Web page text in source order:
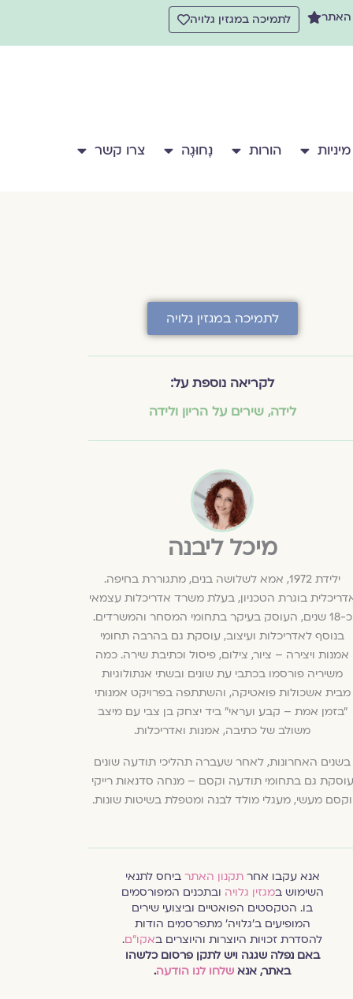
האתר לתמיכה במגזין גלויה
מיניות הורות נָחוּגָה צרו קשר
לתמיכה במגזין גלויה
לקריאה נוספת על:
לידה,שירים על הריון ולידה
מיכל ליבנה
ילידת 1972, אמא לשלושה בנים, מתגוררת בחיפה.
בוגרת הטכניון, בעלת משרד אדריכלות עצמאי
כ-18 שנים, העוסק בעיקר בתחומי המסחר והמשרדים.
בנוסף לאדריכלות ועיצוב, עוסקת גם בהרבה תחומי
אמנות ויצירה – ציור, צילום, פיסול וכתיבת שירה. כמה
משיריה פורסמו בכתבי עת שונים ובשתי אנתולוגיות
מבית אשכולות פואטיקה, והשתתפה בפרויקט אמנותי
"בזמן אמת – קבע ועראי" ביד יצחק בן צבי עם מיצב
משולב של כתיבה, אמנות ואדריכלות.
בשנים האחרונות, לאחר שעברה תהליכי תודעה שונים
עוסקת גם בתחומי תודעה וקסם – מנחה סדנאות רייקי
וקסם מעשי, מעגלי מולד לבנה ומטפלת בשיטות שונות.
אנא עקבו אחרתקנון האתר ביחס לתנאי
השימוש במגזין גלויה ובתכנים המפורסמים
בו. הטקסטים הפואטיים וביצועי שירים
המופיעים ב׳גלויה׳ מתפרסמים הודות
להסדרת זכויות היוצרות והיוצרים באקו״ם.
באם נפלה שגגה ויש לתקן פרסום כלשהו
באתר, אנא שלחו לנו הודעה.